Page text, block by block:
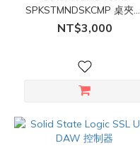
SPKSTMNDSKCMP 桌夾式
喇叭架
NT$3,000